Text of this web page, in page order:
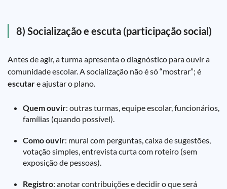
8) Socialização e escuta (participação social)
Antes de agir, a turma apresenta o diagnóstico para ouvir a
comunidade escolar. A socialização não é só “mostrar”; é
escutare ajustar o plano.
Quem ouvir: outras turmas, equipe escolar, funcionários,
famílias (quando possível).
Como ouvir: mural com perguntas, caixa de sugestões,
votação simples, entrevista curta com roteiro (sem
exposição de pessoas).
Registro: anotar contribuições e decidir o que será